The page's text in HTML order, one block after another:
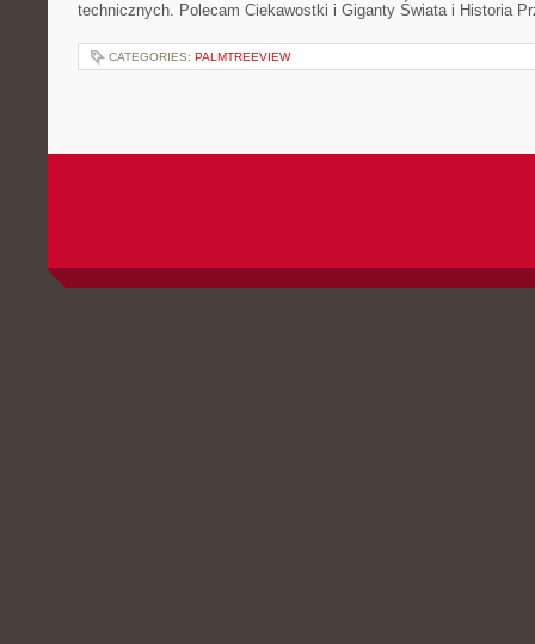
technicznych. Polecam Ciekawostki i Giganty Świata i Historia
CATEGORIES: PALMTREEVIEW